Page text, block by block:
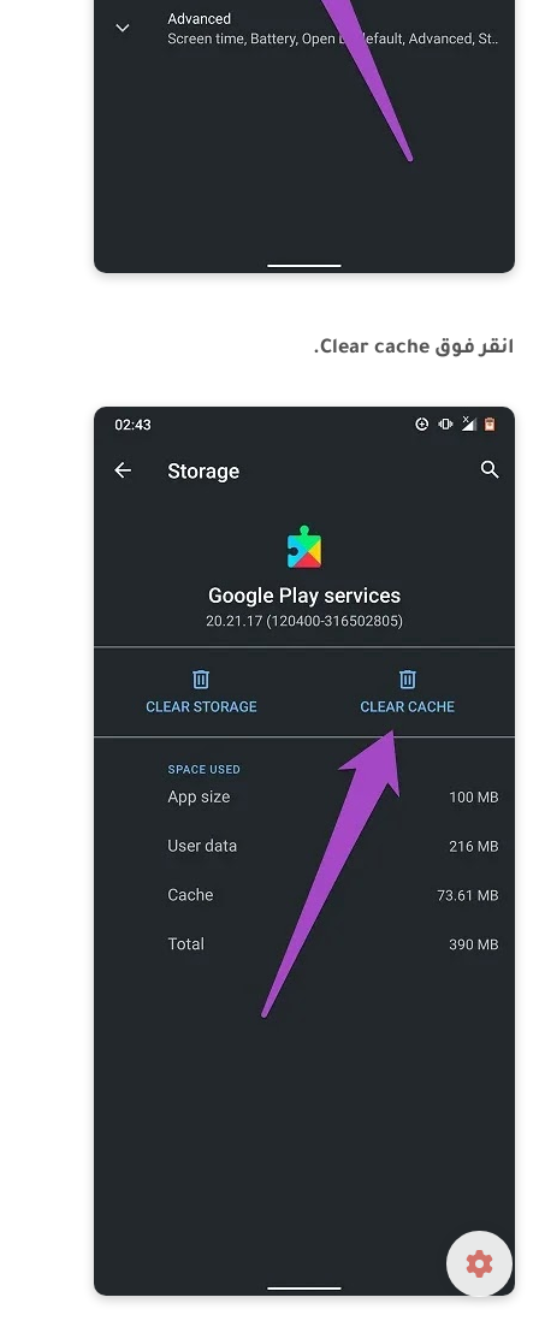
انقر فوق Clear cache.